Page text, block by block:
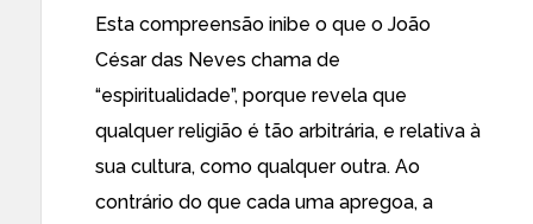
Esta compreensão inibe o que o João
César das Neves chama de
“espiritualidade”, porque revela que
qualquer religião é tão arbitrária, e relativa à
sua cultura, como qualquer outra. Ao
contrário do que cada uma apregoa, a